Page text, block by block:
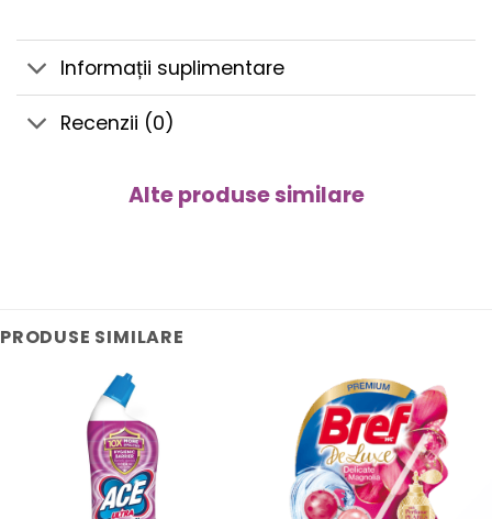
Informații suplimentare
Recenzii (0)
Alte produse similare
PRODUSE SIMILARE